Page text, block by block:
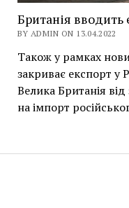
Британія вводить
BY ADMIN ON 13.04.2022
Також у рамках
закриває експорт у
Велика Британія
на імпорт